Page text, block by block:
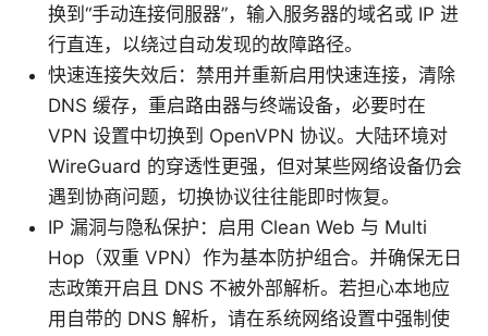
换到“手动连接伺服器”，输入服务器的域名或 IP 进
行直连，以绕过自动发现的故障路径。
快速连接失效后：禁用并重新启用快速连接，清除
DNS 缓存，重启路由器与终端设备，必要时在
VPN 设置中切换到 OpenVPN 协议。大陆环境对
WireGuard 的穿透性更强，但对某些网络设备仍会
遇到协商问题，切换协议往往能即时恢复。
IP 漏洞与隐私保护：启用 Clean Web 与 Multi
Hop（双重 VPN）作为基本防护组合。并确保无日
志政策开启且 DNS 不被外部解析。若担心本地应
用自带的 DNS 解析，请在系统网络设置中强制使